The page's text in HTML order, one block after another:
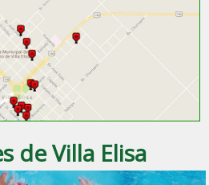
de Villa Elisa